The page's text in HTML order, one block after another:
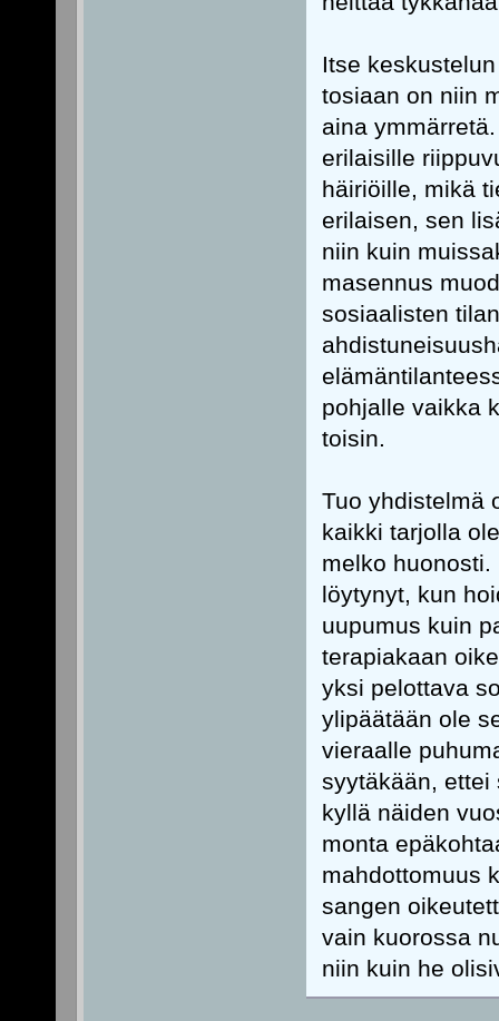
Itse
tosiaan on niin
aina
erilaisille
häiriöille, mikä
erilaisen, sen
niin kuin
masennus
sosiaalisten
pohjalle vaikka
toisin.
Tuo yhdistelmä
kaikki tarjolla
melko
löytynyt, kun
uupumus kuin
terapiakaan
yksi pelottava
ylipäätään ole
vieraalle
syytäkään, ettei
kyllä näiden
monta
mahdottomuus
sangen
vain kuorossa
niin kuin he